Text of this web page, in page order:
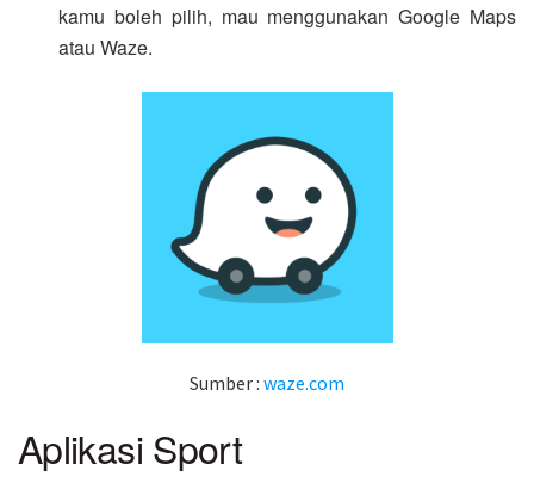
kamu boleh pilih, mau menggunakan Google Maps
atau Waze.
Sumber : waze.com
Aplikasi Sport